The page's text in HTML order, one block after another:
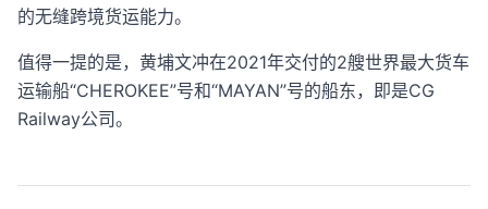
的无缝跨境货运能力。
值得一提的是，黄埔文冲在2021年交付的2艘世界最大货车
运输船“CHEROKEE”号和“MAYAN”号的船东，即是CG
Railway公司。